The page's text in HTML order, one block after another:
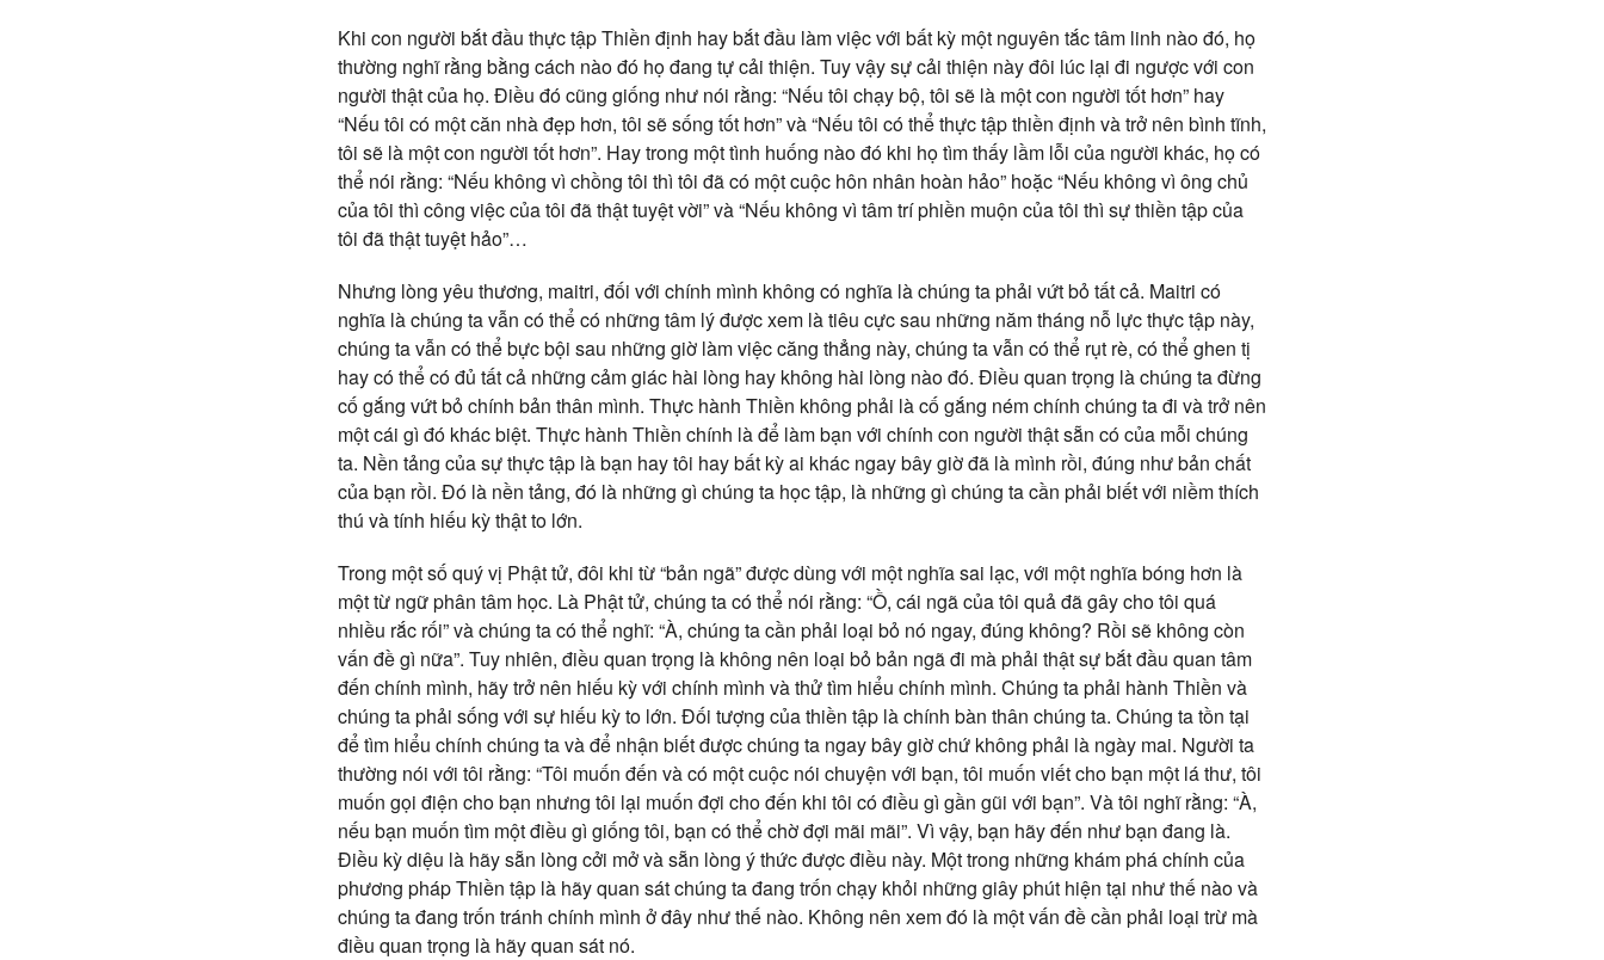
Khi con người bắt đầu thực tập Thiền định hay bắt đầu làm việc với bất kỳ một nguyên tắc tâm linh nào đó, họ
thường nghĩ rằng bằng cách nào đó họ đang tự cải thiện. Tuy vậy sự cải thiện này đôi lúc lại đi ngược với con
người thật của họ. Điều đó cũng giống như nói rằng: “Nếu tôi chạy bộ, tôi sẽ là một con người tốt hơn” hay
“Nếu tôi có một căn nhà đẹp hơn, tôi sẽ sống tốt hơn” và “Nếu tôi có thể thực tập thiền định và trở nên bình tĩnh,
tôi sẽ là một con người tốt hơn”. Hay trong một tình huống nào đó khi họ tìm thấy lầm lỗi của người khác, họ có
thể nói rằng: “Nếu không vì chồng tôi thì tôi đã có một cuộc hôn nhân hoàn hảo” hoặc “Nếu không vì ông chủ
của tôi thì công việc của tôi đã thật tuyệt vời” và “Nếu không vì tâm trí phiền muộn của tôi thì sự thiền tập của
tôi đã thật tuyệt hảo”…
Nhưng lòng yêu thương, maitri, đối với chính mình không có nghĩa là chúng ta phải vứt bỏ tất cả. Maitri có
nghĩa là chúng ta vẫn có thể có những tâm lý được xem là tiêu cực sau những năm tháng nỗ lực thực tập này,
chúng ta vẫn có thể bực bội sau những giờ làm việc căng thẳng này, chúng ta vẫn có thể rụt rè, có thể ghen tị
hay có thể có đủ tất cả những cảm giác hài lòng hay không hài lòng nào đó. Điều quan trọng là chúng ta đừng
cố gắng vứt bỏ chính bản thân mình. Thực hành Thiền không phải là cố gắng ném chính chúng ta đi và trở nên
một cái gì đó khác biệt. Thực hành Thiền chính là để làm bạn với chính con người thật sẵn có của mỗi chúng
ta. Nền tảng của sự thực tập là bạn hay tôi hay bất kỳ ai khác ngay bây giờ đã là mình rồi, đúng như bản chất
của bạn rồi. Đó là nền tảng, đó là những gì chúng ta học tập, là những gì chúng ta cần phải biết với niềm thích
thú và tính hiếu kỳ thật to lớn.
Trong một số quý vị Phật tử, đôi khi từ “bản ngã” được dùng với một nghĩa sai lạc, với một nghĩa bóng hơn là
một từ ngữ phân tâm học. Là Phật tử, chúng ta có thể nói rằng: “Ồ, cái ngã của tôi quả đã gây cho tôi quá
nhiều rắc rối” và chúng ta có thể nghĩ: “À, chúng ta cần phải loại bỏ nó ngay, đúng không? Rồi sẽ không còn
vấn đề gì nữa”. Tuy nhiên, điều quan trọng là không nên loại bỏ bản ngã đi mà phải thật sự bắt đầu quan tâm
đến chính mình, hãy trở nên hiếu kỳ với chính mình và thử tìm hiểu chính mình. Chúng ta phải hành Thiền và
chúng ta phải sống với sự hiếu kỳ to lớn. Đối tượng của thiền tập là chính bàn thân chúng ta. Chúng ta tồn tại
để tìm hiểu chính chúng ta và để nhận biết được chúng ta ngay bây giờ chứ không phải là ngày mai. Người ta
thường nói với tôi rằng: “Tôi muốn đến và có một cuộc nói chuyện với bạn, tôi muốn viết cho bạn một lá thư, tôi
muốn gọi điện cho bạn nhưng tôi lại muốn đợi cho đến khi tôi có điều gì gần gũi với bạn”. Và tôi nghĩ rằng: “À,
nếu bạn muốn tìm một điều gì giống tôi, bạn có thể chờ đợi mãi mãi”. Vì vậy, bạn hãy đến như bạn đang là.
Điều kỳ diệu là hãy sẵn lòng cởi mở và sẵn lòng ý thức được điều này. Một trong những khám phá chính của
phương pháp Thiền tập là hãy quan sát chúng ta đang trốn chạy khỏi những giây phút hiện tại như thế nào và
chúng ta đang trốn tránh chính mình ở đây như thế nào. Không nên xem đó là một vấn đề cần phải loại trừ mà
điều quan trọng là hãy quan sát nó.